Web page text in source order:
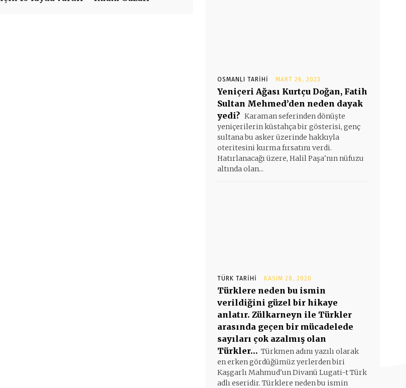
OSMANLI TARIHI MART 26, 2023
Yeniçeri Ağası Kurtçu Doğan, Fatih
Sultan Mehmed’den neden dayak
yedi? Karaman seferinden dönüşte
yeniçerilerin küstahça bir gösterisi, genç
sultana bu asker üzerinde hakkıyla
oteritesini kurma fırsatını verdi.
Hatırlanacağı üzere, Halil Paşa'nın nüfuzu
altında olan...
TÜRK TARIHI KASIM 28, 2020
Türklere neden bu ismin
verildiğini güzel bir hikaye
anlatır. Zülkarneyn ile Türkler
arasında geçen bir mücadelede
sayıları çok azalmış olan
Türkler… Türkmen adını yazılı olarak
en erken gördüğümüz yerlerden biri
Kaşgarlı Mahmud'un Divanü Lugati-t Türk
adlı eseridir. Türklere neden bu ismin